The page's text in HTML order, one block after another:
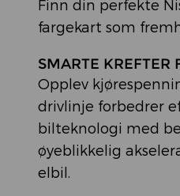
Finn din perfekte
fargekart som
SMARTE KREFTER
Opplev
drivlinje forbedrer
bilteknologi med
øyeblikkelig
elbil.